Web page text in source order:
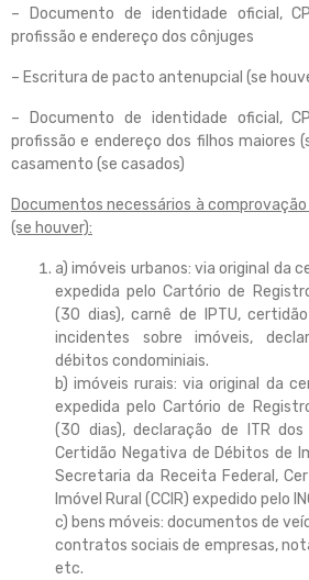
– Documento de identidade oficial,
profissão e endereço dos cônjuges
– Escritura de pacto antenupcial (se
– Documento de identidade oficial,
profissão e endereço dos filhos maiores
casamento (se casados)
Documentos necessários à
(se houver):
a) imóveis urbanos: via original da
expedida pelo Cartório de
(30 dias), carnê de IPTU,
incidentes sobre imóveis,
débitos condominiais.
b) imóveis rurais: via original da
expedida pelo Cartório de
(30 dias), declaração de ITR
Certidão Negativa de Débitos de
Secretaria da Receita Federal,
Imóvel Rural (CCIR) expedido pelo
c) bens móveis: documentos de
contratos sociais de empresas,
etc.